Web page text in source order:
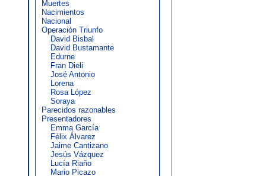
Muertes
Nacimientos
Nacional
Operación Triunfo
David Bisbal
David Bustamante
Edurne
Fran Dieli
José Antonio
Lorena
Rosa López
Soraya
Parecidos razonables
Presentadores
Emma García
Félix Álvarez
Jaime Cantizano
Jesús Vázquez
Lucía Riaño
Mario Picazo